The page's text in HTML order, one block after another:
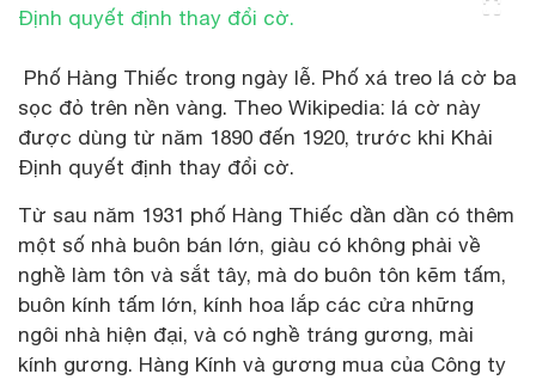
Phố Hàng Thiếc trong ngày lễ. Phố xá treo lá cờ ba
sọc đỏ trên nền vàng. Theo Wikipedia: lá cờ này
được dùng từ năm 1890 đến 1920, trước khi Khải
Định quyết định thay đổi cờ.
Từ sau năm 1931 phố Hàng Thiếc dần dần có thêm
một số nhà buôn bán lớn, giàu có không phải về
nghề làm tôn và sắt tây, mà do buôn tôn kẽm tấm,
buôn kính tấm lớn, kính hoa lắp các cửa những
ngôi nhà hiện đại, và có nghề tráng gương, mài
kính gương. Hàng Kính và gương mua của Công ty